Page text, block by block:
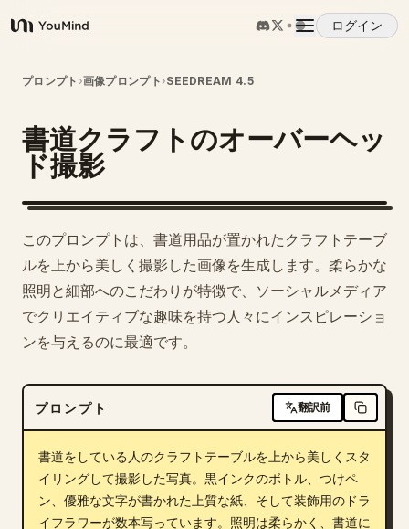
YouMind
ログイン
概要
ユースケース
スキル
プロンプト
料金
ブログ
更新情報
プロンプト ›画像プロンプト ›SEEDREAM 4.5
書道クラフトのオーバーヘッ
ド撮影
このプロンプトは、書道用品が置かれたクラフトテーブ
ルを上から美しく撮影した画像を生成します。柔らかな
照明と細部へのこだわりが特徴で、ソーシャルメディア
でクリエイティブな趣味を持つ人々にインスピレーショ
ンを与えるのに最適です。
プロンプト 翻訳前
書道をしている人のクラフトテーブルを上から美しくスタ
イリングして撮影した写真。黒インクのボトル、つけペ
ン、優雅な文字が書かれた上質な紙、そして装飾用のドラ
イフラワーが数本写っています。照明は柔らかく、書道に